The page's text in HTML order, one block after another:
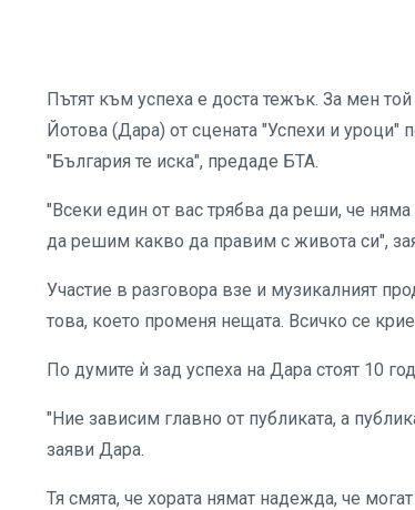
Пътят към успеха е доста тежък. За мен
Йотова (Дара) от сцената "Успехи и
"България те иска", предаде БТА.
"Всеки един от вас трябва да реши, че
да решим какво да правим с живота си",
Участие в разговора взе и музикалният
това, което променя нещата. Всичко се
По думите ѝ зад успеха на Дара стоят 10
"Ние зависим главно от публиката, а
заяви Дара.
Тя смята, че хората нямат надежда, че